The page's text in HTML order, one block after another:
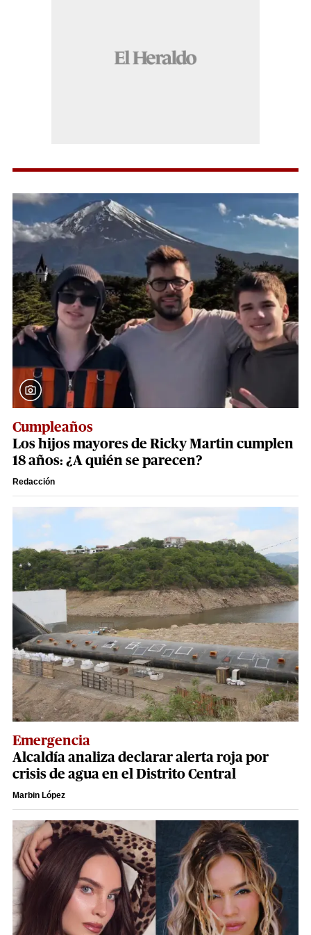
Cumpleaños
Los hijos mayores de Ricky Martin cumplen
18 años: ¿A quién se parecen?
Redacción
Emergencia
Alcaldía analiza declarar alerta roja por
crisis de agua en el Distrito Central
Marbin López